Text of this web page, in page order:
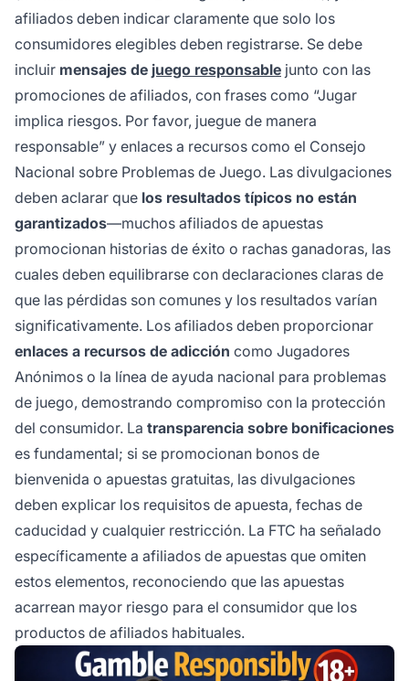
afiliados deben indicar claramente que solo los
consumidores elegibles deben registrarse. Se debe
incluir mensajes de juego responsable junto con las
promociones de afiliados, con frases como “Jugar
implica riesgos. Por favor, juegue de manera
responsable” y enlaces a recursos como el Consejo
Nacional sobre Problemas de Juego. Las divulgaciones
deben aclarar que los resultados típicos no están
garantizados—muchos afiliados de apuestas
promocionan historias de éxito o rachas ganadoras, las
cuales deben equilibrarse con declaraciones claras de
que las pérdidas son comunes y los resultados varían
significativamente. Los afiliados deben proporcionar
enlaces a recursos de adicción como Jugadores
Anónimos o la línea de ayuda nacional para problemas
de juego, demostrando compromiso con la protección
del consumidor. La transparencia sobre bonificaciones
es fundamental; si se promocionan bonos de
bienvenida o apuestas gratuitas, las divulgaciones
deben explicar los requisitos de apuesta, fechas de
caducidad y cualquier restricción. La FTC ha señalado
específicamente a afiliados de apuestas que omiten
estos elementos, reconociendo que las apuestas
acarrean mayor riesgo para el consumidor que los
productos de afiliados habituales.